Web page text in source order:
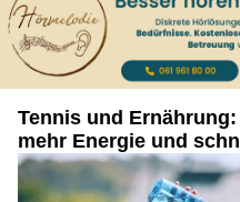
Tennis und
mehr Energie und